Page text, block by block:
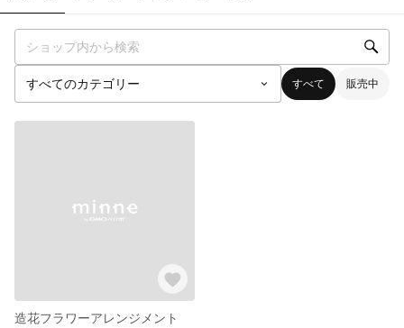
すべて 販売中
造花フラワーアレンジメント